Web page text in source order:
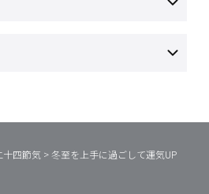
十四節気 >冬至を上手に過ごして運気UP